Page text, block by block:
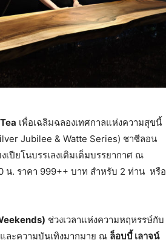
เพื่อเฉลิมฉลองเทศกาลแห่งความสุขนี้
Jubilee & Watte Series) ชาซีลอน
ปียโนบรรเลงเติมเต็มบรรยากาศ ณ
น. ราคา 999++ บาท สำหรับ 2 ท่าน หรือ
ช่วงเวลาแห่งความหฤหรรษ์กับ
ละความบันเทิงมากมาย ณ ล็อบบี้ เลาจน์